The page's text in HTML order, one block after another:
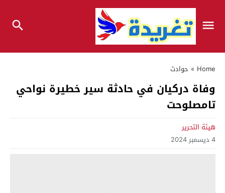
Home
» حوادث
وفاة دركيان في حادثة سير خطيرة نواحي
تامصلوحت
هيئة التحرير
4 ديسمبر 2024